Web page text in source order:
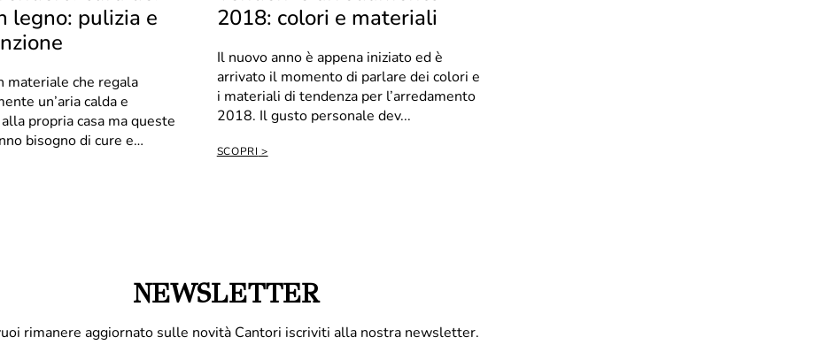
legno: pulizia e
materiale che regala
un’aria calda e
propria casa ma queste
bisogno di cure e
2018: colori e materiali
Il nuovo anno è appena iniziato ed è
arrivato il momento di parlare dei colori e
i materiali di tendenza per l’arredamento
2018. Il gusto personale dev...
SCOPRI
NEWSLETTER
rimanere aggiornato sulle novità Cantori iscriviti alla nostra newsletter.